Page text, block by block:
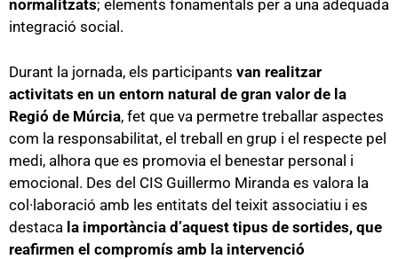
normalitzats; elements fonamentals per a una adequada
integració social.
Durant la jornada, els participants van realitzar
activitats en un entorn natural de gran valor de la
Regió de Múrcia, fet que va permetre treballar aspectes
com la responsabilitat, el treball en grup i el respecte pel
medi, alhora que es promovia el benestar personal i
emocional. Des del CIS Guillermo Miranda es valora la
col·laboració amb les entitats del teixit associatiu i es
destaca la importància d’aquest tipus de sortides, que
reafirmen el compromís amb la intervenció